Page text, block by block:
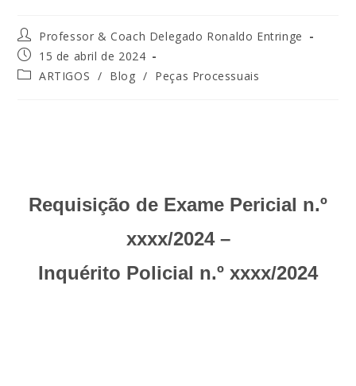
Professor & Coach Delegado Ronaldo Entringe
15 de abril de 2024
ARTIGOS / Blog / Peças Processuais
Requisição de Exame Pericial n.º
xxxx/2024 –
Inquérito Policial n.º xxxx/2024